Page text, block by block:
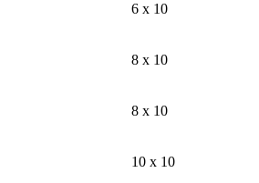
6 x 10
8 x 10
8 x 10
10 x 10